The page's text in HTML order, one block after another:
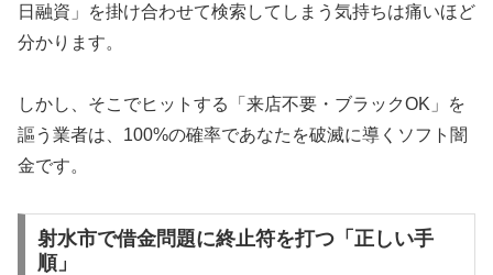
日融資」を掛け合わせて検索してしまう気持ちは痛いほど
分かります。
しかし、そこでヒットする「来店不要・ブラックOK」を
謳う業者は、100%の確率であなたを破滅に導くソフト闇
金です。
射水市で借金問題に終止符を打つ「正しい手
順」